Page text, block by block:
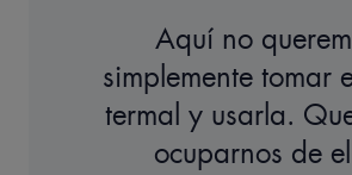
Aquí no
simplemente tomar
termal y usarla.
ocuparnos de